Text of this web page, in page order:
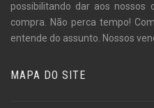
possibilitando dar aos nossos
compra. Não perca tempo!
entende do assunto. Nossos
MAPA DO SITE